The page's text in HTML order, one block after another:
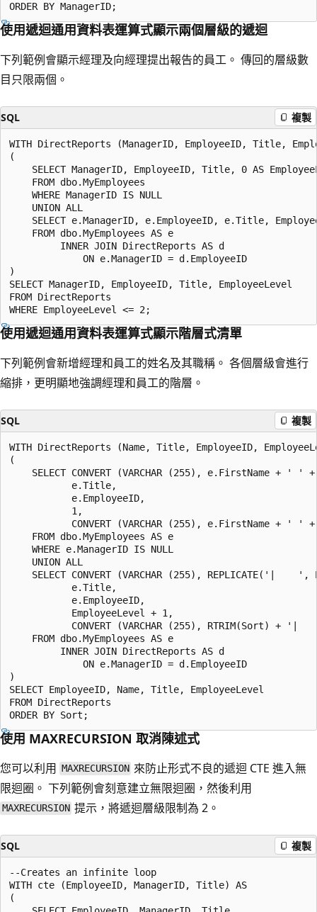
使用遞迴通用資料表運算式顯示兩個層級的遞迴
下列範例會顯示經理及向經理提出報告的員工。 傳回的層級數
目只限兩個。
SQL 複製
WITH DirectReports (ManagerID, EmployeeID, Title,
(
SELECT ManagerID, EmployeeID, Title, 0 AS
    FROM dbo.MyEmployees
    WHERE ManagerID IS NULL
    UNION ALL
SELECT e.ManagerID, e.EmployeeID, e.Title,
    FROM dbo.MyEmployees AS e
         INNER JOIN DirectReports AS d
             ON e.ManagerID = d.EmployeeID
)
SELECT ManagerID, EmployeeID, Title, EmployeeLevel
FROM DirectReports
使用遞迴通用資料表運算式顯示階層式清單
下列範例會新增經理和員工的姓名及其職稱。 各個層級會進行
縮排，更明顯地強調經理和員工的階層。
SQL 複製
WITH DirectReports (Name, Title, EmployeeID,
(
SELECT CONVERT (VARCHAR (255), e.FirstName + ' '
           e.Title,
           e.EmployeeID,
           1,
CONVERT (VARCHAR (255), e.FirstName + ' '
    FROM dbo.MyEmployees AS e
    WHERE e.ManagerID IS NULL
    UNION ALL
SELECT CONVERT (VARCHAR (255), REPLICATE('|
           e.Title,
           e.EmployeeID,
           EmployeeLevel + 1,
CONVERT (VARCHAR (255), RTRIM(Sort) + '|
    FROM dbo.MyEmployees AS e
         INNER JOIN DirectReports AS d
             ON e.ManagerID = d.EmployeeID
)
SELECT EmployeeID, Name, Title, EmployeeLevel
FROM DirectReports
使用 MAXRECURSION 取消陳述式
您可以利用 MAXRECURSION 來防止形式不良的遞迴 CTE 進入無
限迴圈。 下列範例會刻意建立無限迴圈，然後利用
MAXRECURSION 提示，將遞迴層級限制為 2。
SQL 複製
--Creates an infinite loop
WITH cte (EmployeeID, ManagerID, Title) AS
(